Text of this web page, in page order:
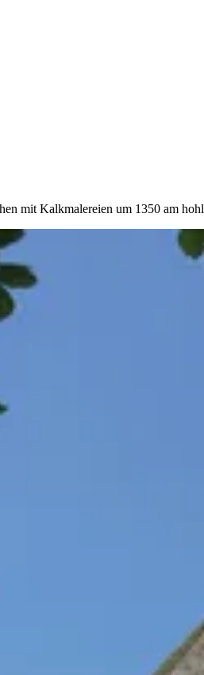
mit Kalkmalereien um 1350 am